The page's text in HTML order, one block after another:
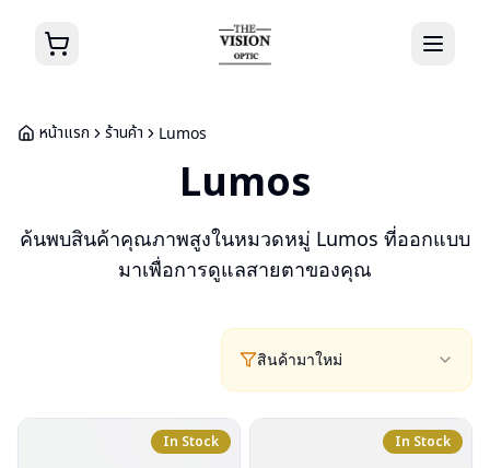
หน้าแรก ร้านค้า Lumos
Lumos
ค้นพบสินค้าคุณภาพสูงในหมวดหมู่ Lumos ที่ออกแบบ
มาเพื่อการดูแลสายตาของคุณ
สินค้ามาใหม่
In Stock In Stock